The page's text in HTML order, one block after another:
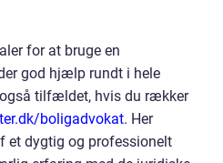
for at bruge en
god hjælp rundt i hele
tilfældet, hvis du rækker
boligadvokat. Her
et dygtig og professionelt